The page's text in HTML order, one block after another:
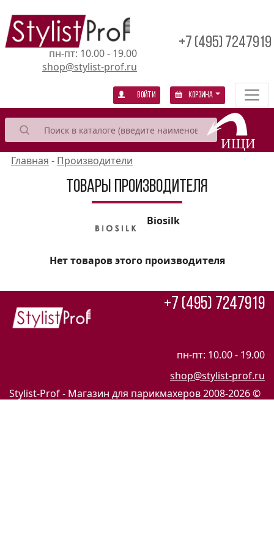
пн-пт: 10.00 - 19.00
shop@stylist-prof.ru
+7 (495) 7247919
Войти Корзина
Главная - Производители
Товары производителя
Biosilk
Нет товаров этого производителя
+7 (495) 7247919
пн-пт: 10.00 - 19.00
shop@stylist-prof.ru
Stylist-Prof - Магазин для парикмахеров2008-2026 ©